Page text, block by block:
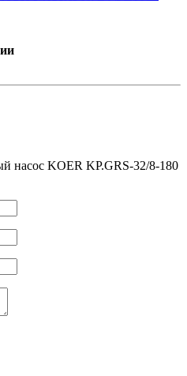
насос KOER KP.GRS-32/8-180